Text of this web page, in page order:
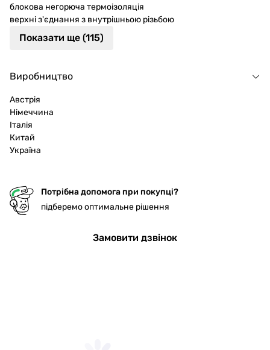
блокова негорюча термоізоляція
верхні з'єднання з внутрішньою різьбою
Показати ще (115)
Виробництво
Австрія
Німеччина
Італія
Китай
Україна
Потрібна допомога при покупці?
підберемо оптимальне рішення
Замовити дзвінок